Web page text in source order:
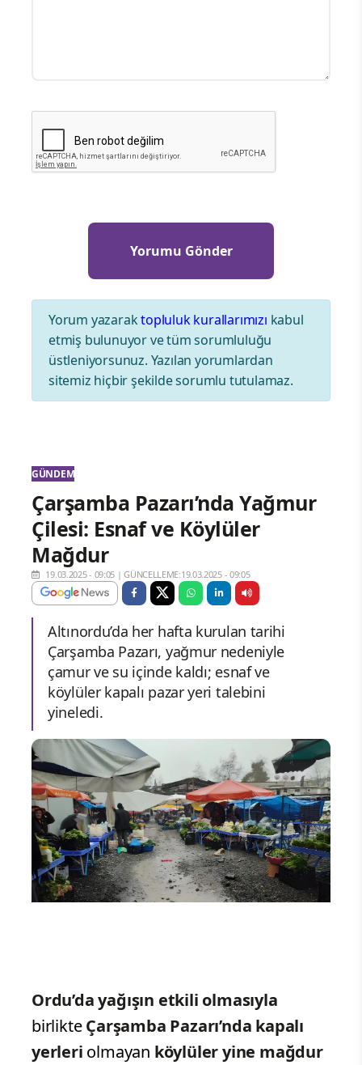
Yorum yazaraktopluluk kurallarımızı kabul
etmiş bulunuyor ve tüm sorumluluğu
üstleniyorsunuz. Yazılan yorumlardan
sitemiz hiçbir şekilde sorumlu tutulamaz.
GÜNDEM
Çarşamba Pazarı’nda Yağmur
Çilesi: Esnaf ve Köylüler
Mağdur
19.03.2025 - 09:05 |GÜNCELLEME:19.03.2025 - 09:05
Altınordu’da her hafta kurulan tarihi
Çarşamba Pazarı, yağmur nedeniyle
çamur ve su içinde kaldı; esnaf ve
köylüler kapalı pazar yeri talebini
yineledi.
Ordu’da yağışın etkili olmasıyla
birlikteÇarşamba Pazarı’nda kapalı
yerleri olmayan köylüler yine mağdur